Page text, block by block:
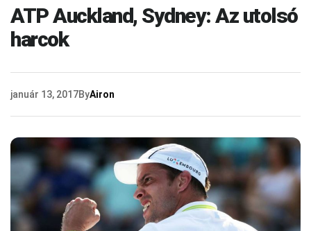
ATP Auckland, Sydney: Az utolsó
harcok
január 13, 2017ByAiron